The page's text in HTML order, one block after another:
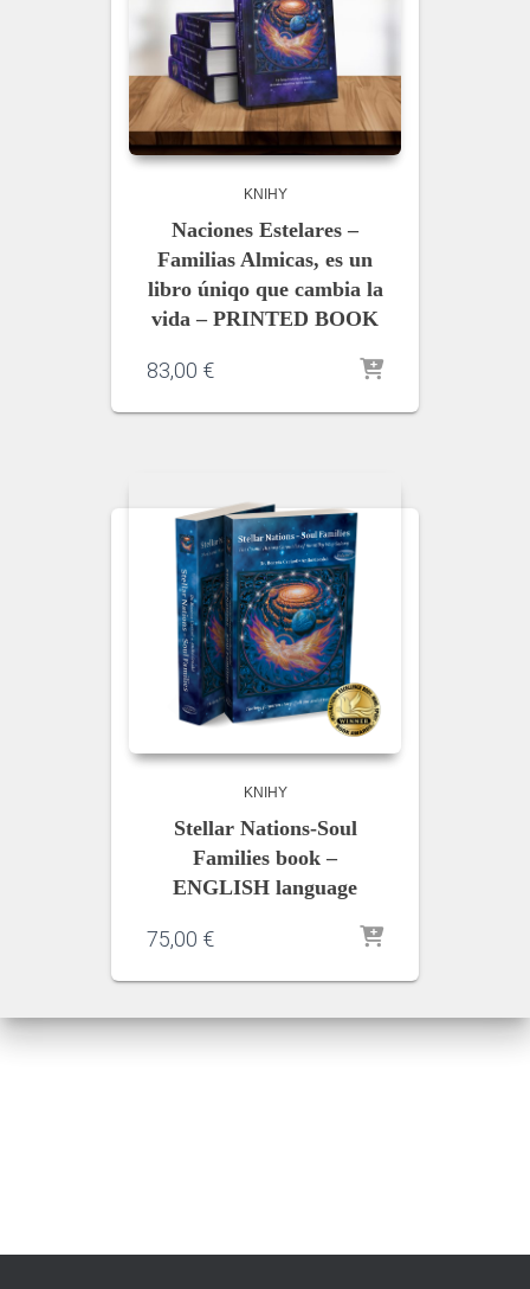
KNIHY
Naciones Estelares –
Familias Almicas, es un
libro úniqo que cambia la
vida – PRINTED BOOK
83,00 €
KNIHY
Stellar Nations-Soul
Families book –
ENGLISH language
75,00 €